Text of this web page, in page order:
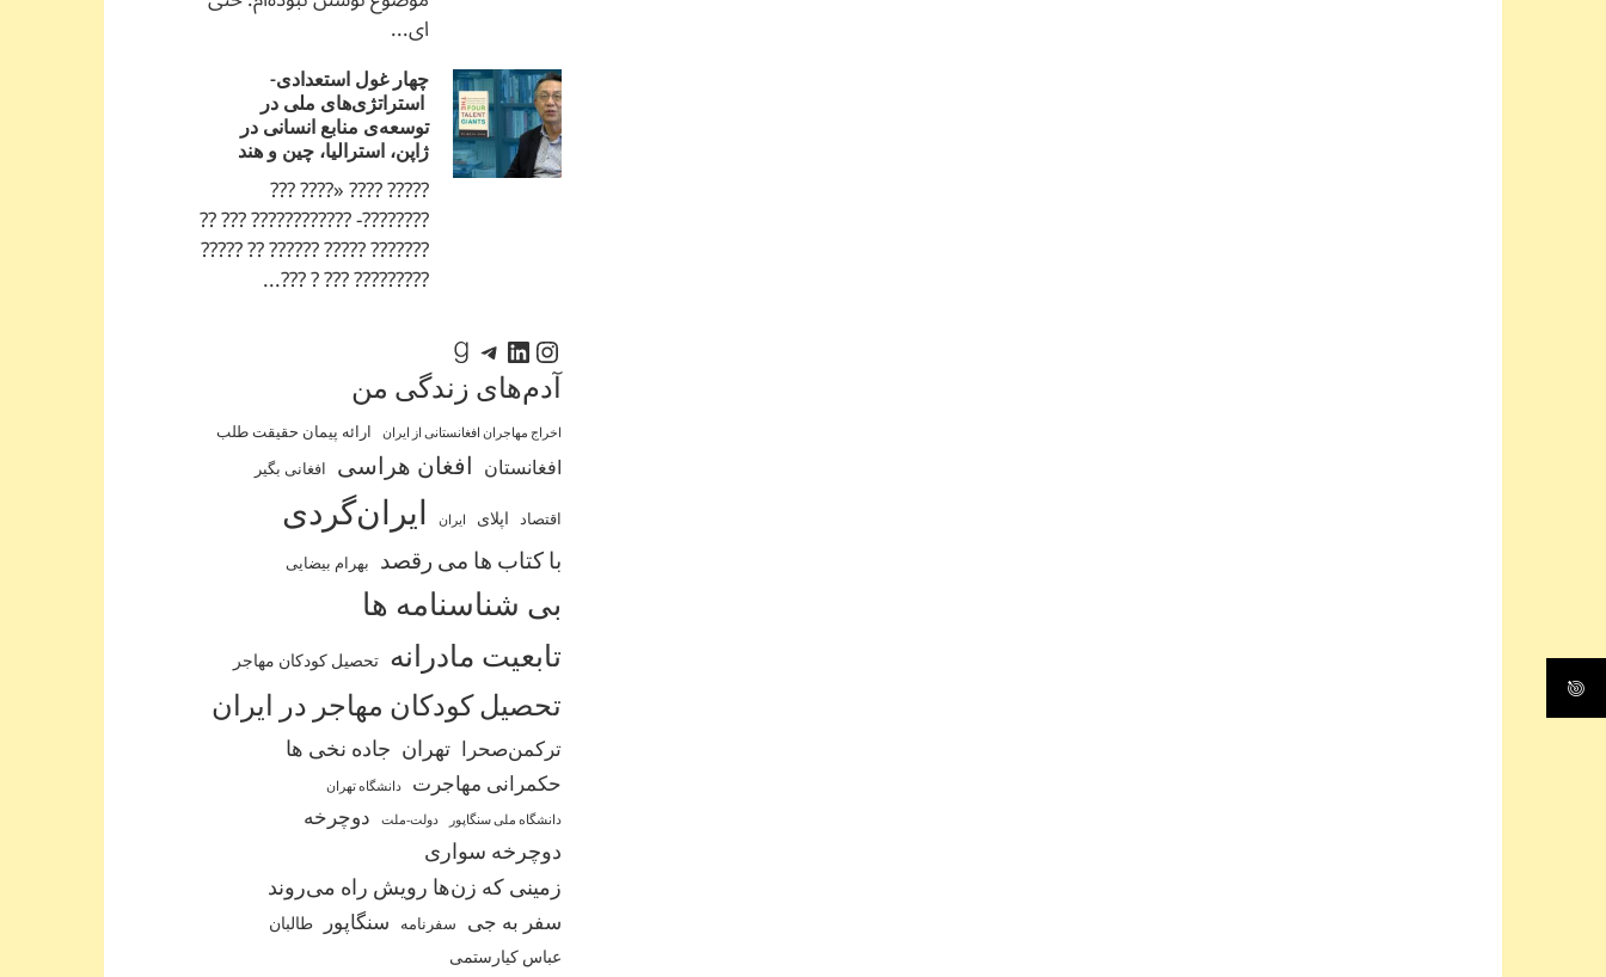
ای...
چهار غول استعدادی-
استراتژی‌های ملی در
توسعه‌ی منابع انسانی در
ژاپن، استرالیا، چین و هند
????? ???? «???? ???
????????- ???????????? ??? ??
??????? ????? ?????? ?? ?????
????????? ??? ? ???...
اینستاگرم لینکداین تلگرام گودریدز
آدم‌‌های زندگی من
اخراج مهاجران افغانستانی از ایران ارائه پیمان حقیقت طلب
افغانستان افغان هراسی افغانی بگیر
اقتصاد اپلای ایران ایران‌گردی
با کتاب ها می رقصد بهرام بیضایی
بی شناسنامه ها
تابعیت مادرانه تحصیل کودکان مهاجر
تحصیل کودکان مهاجر در ایران
ترکمن‌صحرا تهران
جاده نخی ها
حکمرانی مهاجرت
دانشگاه تهران
دانشگاه ملی سنگاپور دولت-ملت
دوچرخه
دوچرخه سواری
زمینی که زن‌ها رویش راه می‌روند
سفر به جی
سفرنامه سنگاپور
طالبان
عباس کیارستمی